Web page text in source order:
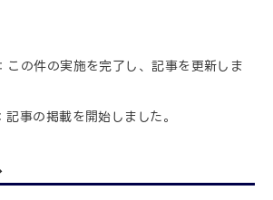
の件の実施を完了し、記事を更新しま
事の掲載を開始しました。